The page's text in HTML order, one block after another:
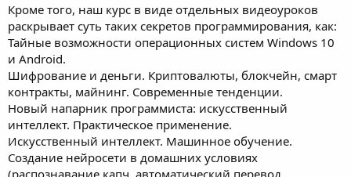
Кроме того, наш курс в виде отдельных видеоуроков
раскрывает суть таких секретов программирования, как:
Тайные возможности операционных систем Windows 10
и Android.
Шифрование и деньги. Криптовалюты, блокчейн, смарт
контракты, майнинг. Современные тенденции.
Новый напарник программиста: искусственный
интеллект. Практическое применение.
Искусственный интеллект. Машинное обучение.
Создание нейросети в домашних условиях
(распознавание капч, автоматический перевод,